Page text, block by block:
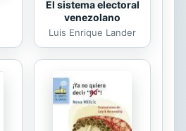
El sistema electoral
venezolano
Luis Enrique Lander